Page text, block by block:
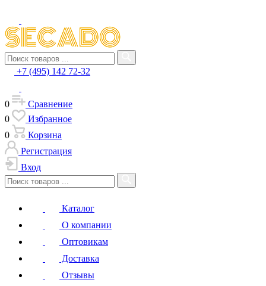
+7 (495) 142 72-32
0
Сравнение
0
Избранное
0
Корзина
Регистрация
Вход
Каталог
О компании
Оптовикам
Доставка
Отзывы